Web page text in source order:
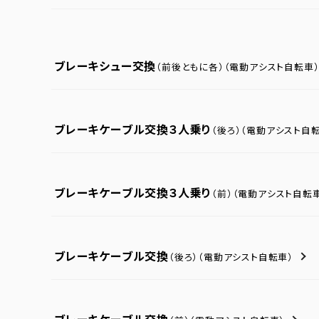
ブレーキシュー交換 （前後ともに各） （電動アシスト自転車）
ブレーキケーブル交換３人乗り （後ろ） （電動アシスト自転
ブレーキケーブル交換３人乗り （前） （電動アシスト自転車
ブレーキケーブル交換 （後ろ） （電動アシスト自転車）